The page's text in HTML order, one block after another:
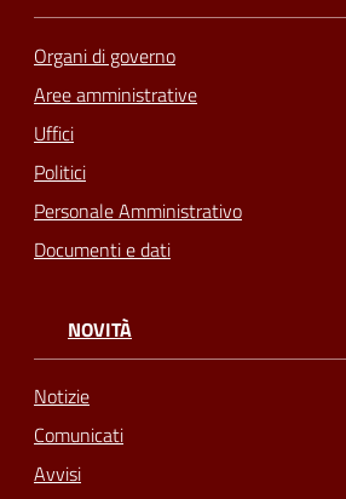
Organi di governo
Aree amministrative
Uffici
Politici
Personale Amministrativo
Documenti e dati
NOVITÀ
Notizie
Comunicati
Avvisi